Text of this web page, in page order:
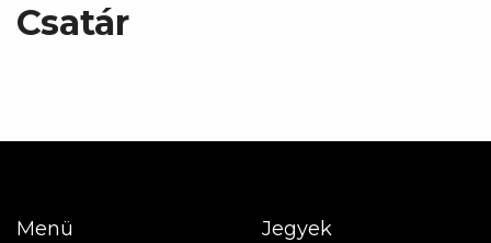
Csatár
Menü Jegyek